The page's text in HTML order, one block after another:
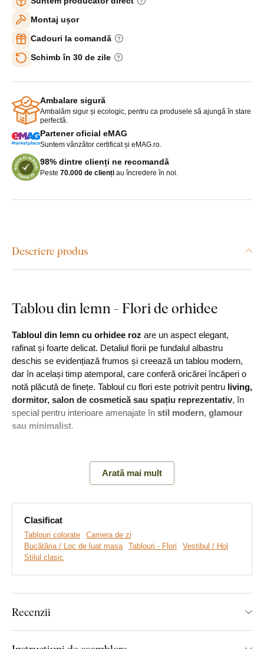
Montaj ușor
Cadouri la comandă
Schimb în 30 de zile
Ambalare sigură
Ambalăm sigur și ecologic, pentru ca produsele să ajungă în stare
perfectă.
Partener oficial eMAG
Suntem vânzător certificat și eMAG.ro.
98% dintre clienți ne recomandă
Peste 70.000 de clienți au încredere în noi.
Descriere produs
Tablou din lemn - Flori de orhidee
Tabloul din lemn cu orhidee roz are un aspect elegant,
rafinat și foarte delicat. Detaliul florii pe fundalul albastru
deschis se evidențiază frumos și creează un tablou modern,
dar în același timp atemporal, care conferă oricărei încăperi o
notă plăcută de finețe. Tabloul cu flori este potrivit pentru living,
dormitor, salon de cosmetică sau spațiu reprezentativ, în
special pentru interioare amenajate în stil modern, glamour
sau minimalist.
exprimă respect, admirație și afecțiune delicată. Este un cadou
apreciere sau un compliment de bun gust.
Arată mai mult
Clasificat
Tablouri colorate
Camera de zi
Bucătăria / Loc de luat masa
Tablouri - Flori
Vestibul / Hol
Stilul clasic
Recenzii